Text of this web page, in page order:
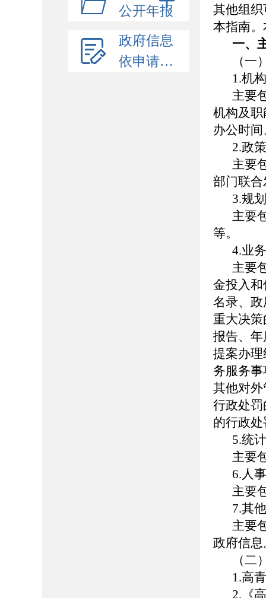
公开年报
政府信息
依申请公开
其他组织
本指南
一、
（
1.机
主要
机构及
办公时
2.政
主要
部门联
3.规
主要
等。
4.业
主要
金投入
名录、
重大决
报告、
提案办
务服务
其他对
行政处
的行政
5.统
主要
6.人
主要
7.其
主要
政府信息
（二
1.高
2.《